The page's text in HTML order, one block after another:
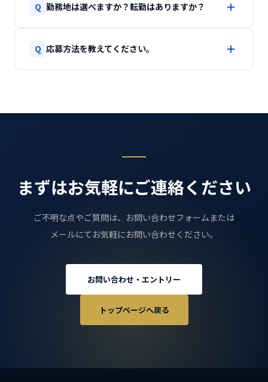
せんので、リラックスしてお越しください。服装で
Q 勤務地は選べますか？転勤はありますか？
かで、ご希望を考慮して決定します。原則として転
Q 応募方法を教えてください。
まずはお気軽にご連絡ください
ご不明な点やご質問は、お問い合わせフォームまたは
メールにてお気軽にお問い合わせください。
お問い合わせ・エントリー
トップページへ戻る